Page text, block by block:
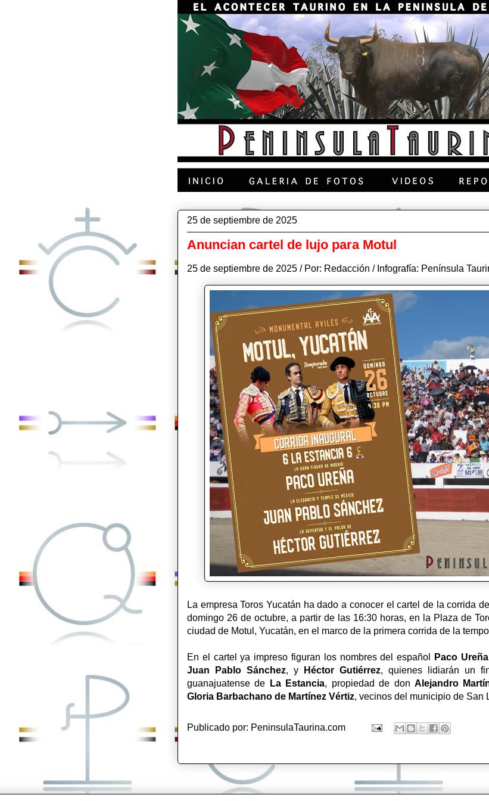
25 de septiembre de 2025
Anuncian cartel de lujo para Motul
25 de septiembre de 2025 / Por: Redacción / Infografía: Península
La empresa Toros Yucatán ha dado a conocer el cartel de la corrida
domingo 26 de octubre, a partir de las 16:30 horas, en la Plaza de
ciudad de Motul, Yucatán, en el marco de la primera corrida de la
En el cartel ya impreso figuran los nombres del español Paco Ureña
Juan
Pablo Sánchez, y Héctor Gutiérrez, quienes lidiarán un
guanajuatense de
La Estancia, propiedad de don Alejandro
Gloria Barbachano de Martínez Vértiz, vecinos del municipio de San
Publicado por: PeninsulaTaurina.com